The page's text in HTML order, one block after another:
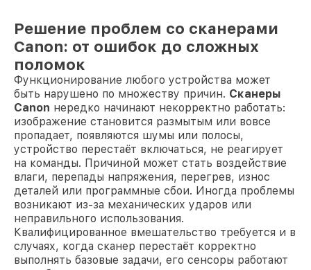
Решение проблем со сканерами
Canon: от ошибок до сложных
поломок
Функционирование любого устройства может
быть нарушено по множеству причин. Сканеры
Canon нередко начинают некорректно работать:
изображение становится размытым или вовсе
пропадает, появляются шумы или полосы,
устройство перестаёт включаться, не реагирует
на команды. Причиной может стать воздействие
влаги, перепады напряжения, перегрев, износ
деталей или программные сбои. Иногда проблемы
возникают из-за механических ударов или
неправильного использования.
Квалифицированное вмешательство требуется и в
случаях, когда сканер перестаёт корректно
выполнять базовые задачи, его сенсоры работают